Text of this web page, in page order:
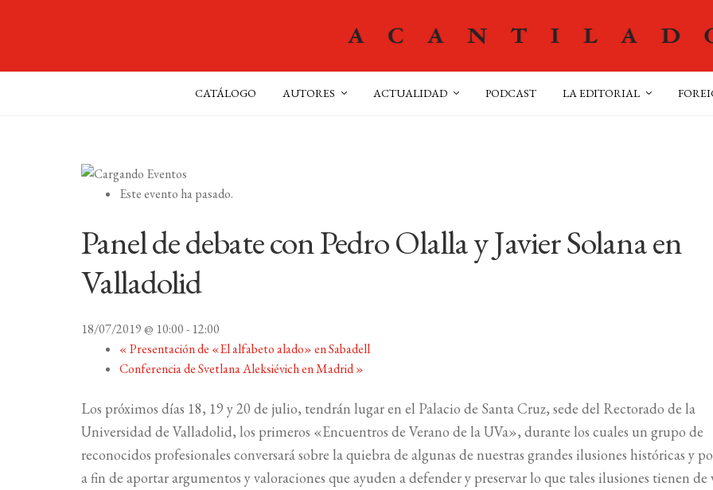
CATÁLOGO AUTORES ACTUALIDAD PODCAST LA EDITORIAL
Este evento ha pasado.
Panel de debate con Pedro Olalla y Javier Solana en
Valladolid
18/07/2019 @ 10:00- 12:00
«Presentación de «El alfabeto alado» en Sabadell
Conferencia de Svetlana Aleksiévich en Madrid»
Los próximos días 18, 19 y 20 de julio, tendrán lugar en el Palacio de Santa Cruz, sede del Rectorado de la
Universidad de Valladolid, los primeros «Encuentros de Verano de la UVa», durante los cuales un grupo de
reconocidos profesionales conversará sobre la quiebra de algunas de nuestras grandes ilusiones históricas y
a fin de aportar argumentos y valoraciones que ayuden a defender y preservar lo que tales ilusiones tienen de